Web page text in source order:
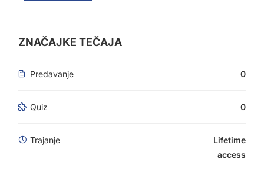
ZNAČAJKE TEČAJA
Predavanje 0
Quiz 0
Trajanje
Lifetime
access